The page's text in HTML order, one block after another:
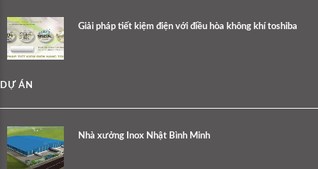
Giải pháp tiết kiệm điện với điều hòa không khí toshiba
DỰ ÁN
Nhà xưởng Inox Nhật Bình Minh